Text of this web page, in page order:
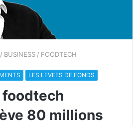
/ BUSINESS / FOODTECH
LES LEVEES DE FONDS
foodtech
80 millions